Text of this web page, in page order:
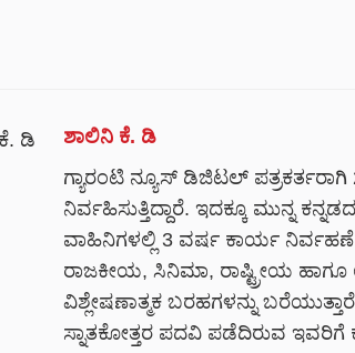
ಶಾಲಿನಿ ಕೆ. ಡಿ
ಗ್ಯಾರಂಟಿ ನ್ಯೂಸ್ ಡಿಜಿಟಲ್
ನಿರ್ವಹಿಸುತ್ತಿದ್ದಾರೆ. ಇದಕ್ಕೂ ಮುನ್ನ
ವಾಹಿನಿಗಳಲ್ಲಿ 3 ವರ್ಷ ಕಾರ್ಯ
ರಾಜಕೀಯ, ಸಿನಿಮಾ, ರಾಷ್ಟ್ರೀಯ ಹಾಗೂ
ವಿಶ್ಲೇಷಣಾತ್ಮಕ ಬರಹಗಳನ್ನು
ಸ್ನಾತಕೋತ್ತರ ಪದವಿ ಪಡೆದಿರುವ ಇವರಿಗೆ